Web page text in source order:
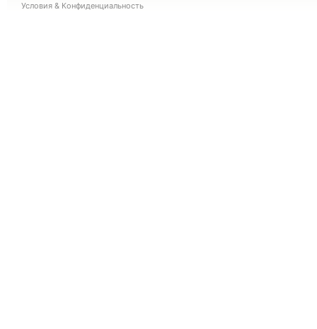
Условия & Конфиденциальность